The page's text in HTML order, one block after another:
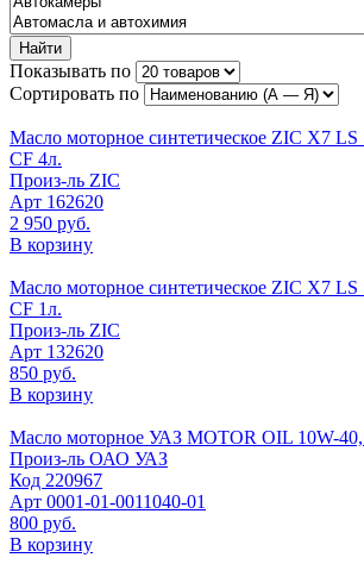
Найти
Показывать по
Сортировать по
Масло моторное синтетическое ZIC X7
CF 4л.
Произ-ль ZIC
Арт 162620
2 950 руб.
В корзину
Масло моторное синтетическое ZIC X7
CF 1л.
Произ-ль ZIC
Арт 132620
850 руб.
В корзину
Масло моторное УАЗ MOTOR OIL 10W-
Произ-ль ОАО УАЗ
Код 220967
Арт 0001-01-0011040-01
800 руб.
В корзину